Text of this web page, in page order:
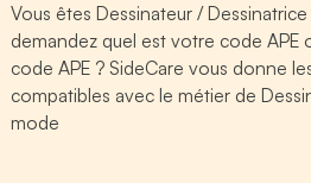
Vous êtes Dessinateur /
demandez quel est votre code APE
code APE ? SideCare vous donne
compatibles avec le métier de
mode